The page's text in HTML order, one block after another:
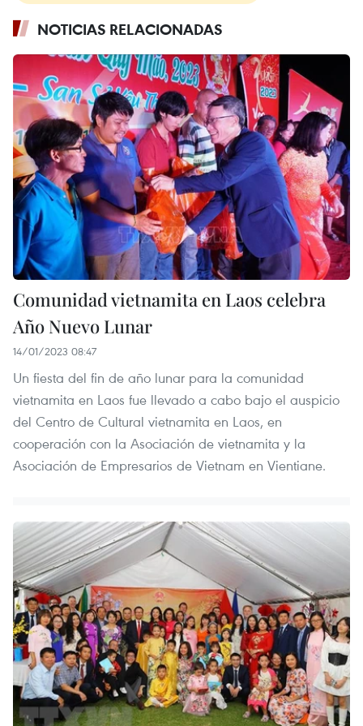
NOTICIAS RELACIONADAS
Comunidad vietnamita en Laos celebra
Año Nuevo Lunar
14/01/2023 08:47
Un fiesta del fin de año lunar para la comunidad
vietnamita en Laos fue llevado a cabo bajo el auspicio
del Centro de Cultural vietnamita en Laos, en
cooperación con la Asociación de vietnamita y la
Asociación de Empresarios de Vietnam en Vientiane.